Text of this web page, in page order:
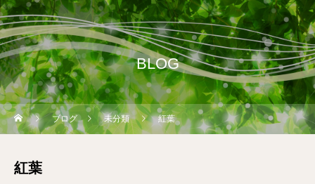
BLOG
ブログ 未分類 紅葉
紅葉